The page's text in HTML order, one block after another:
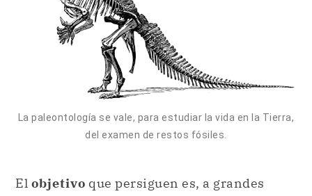
La paleontología se vale, para estudiar la vida en la Tierra,
del examen de restos fósiles.
El objetivo que persiguen es, a grandes